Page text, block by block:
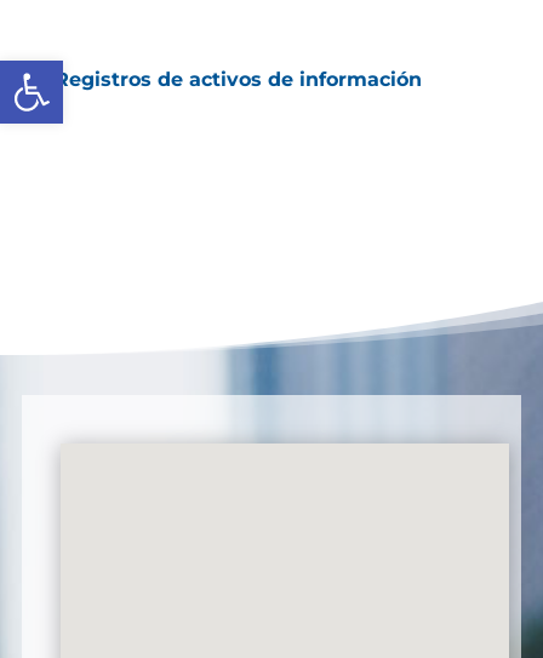
Abrir barra de herramientas
Registros de activos de información